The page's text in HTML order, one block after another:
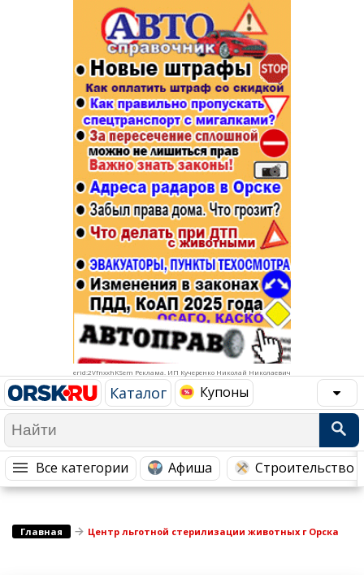
erid:2VfnxxhKSem Реклама. ИП Кучеренко Николай Николаевич
Каталог Купоны
Все категории Афиша Строительство
Афиша
Строительство и ремонт
Авто и мото
Рестораны, кафе, бары
Спорт Фитнес
Недвижимость
Красота Косметология
Медицина Здоровье
Путешествия, Туризм
Гостиницы
Образование
Бытовые услуги
Телекоммуникации и связь
Торговля
Бизнес и финансы
Юристы, Экспертиза, Страхование
Ремонт
Социальные организации
Это интересно
Администрация
Промышленность
Сельское хозяйство
Ветеринария, Зоотовары
Курьерская служба, Службы до...
Популярное →
Строительство и ремонт
Главная Центр льготной стерилизации животных г Орска